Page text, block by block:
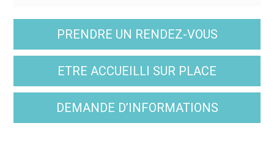
PRENDRE UN RENDEZ-VOUS
ETRE ACCUEILLI SUR PLACE
DEMANDE D’INFORMATIONS